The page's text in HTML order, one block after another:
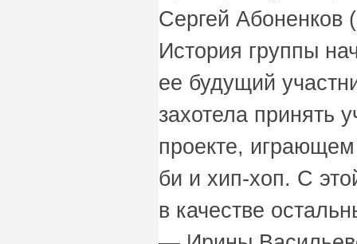
Сергей Абоненков
История группы
ее будущий
захотела принять
проекте,
би и хип-хоп. С
в качестве